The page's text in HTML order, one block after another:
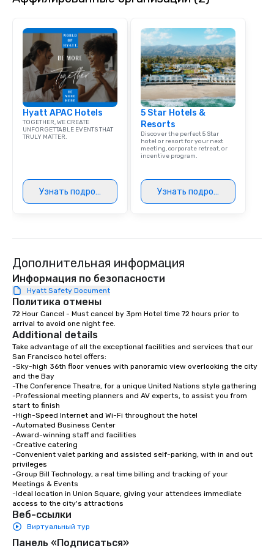
Dining When meeting
corporate group
Smacking Foodie
group is assured a
experience with three
signature dishes at
Our affordable tours
included. The only
are drinks. However,
at various stops. Build Your Network
Our exclusive
to engage the person
down at each venue
way to do so. Large Groups Welcome
groups, small or large.
groups from as few
Stress-Free Booking
a tour is stress-free
more easily. You’ll
Hyatt APAC Hotels
TOGETHER, WE CREATE
UNFORGETTABLE EVENTS THAT
TRULY MATTER.
Узнать подробнее
5 Star Hotels &
Resorts
Discover the perfect 5 Star
hotel or resort for your next
meeting, corporate retreat, or
incentive program.
Узнать подробнее
Дополнительная информация
Информация по безопасности
Hyatt Safety Document
Политика отмены
72 Hour Cancel - Must cancel by 3pm Hotel time 72 hours prior to
arrival to avoid one night fee.
Additional details
Take advantage of all the exceptional facilities and services that our
San Francisco hotel offers:
-Sky-high 36th floor venues with panoramic view overlooking the city
and the Bay
-The Conference Theatre, for a unique United Nations style gathering
-Professional meeting planners and AV experts, to assist you from
start to finish
-High-Speed Internet and Wi-Fi throughout the hotel
-Automated Business Center
-Award-winning staff and facilities
-Creative catering
-Convenient valet parking and assisted self-parking, with in and out
privileges
-Group Bill Technology, a real time billing and tracking of your
Meetings & Events
-Ideal location in Union Square, giving your attendees immediate
access to the city's attractions
Веб-ссылки
Виртуальный тур
Панель «Подписаться»